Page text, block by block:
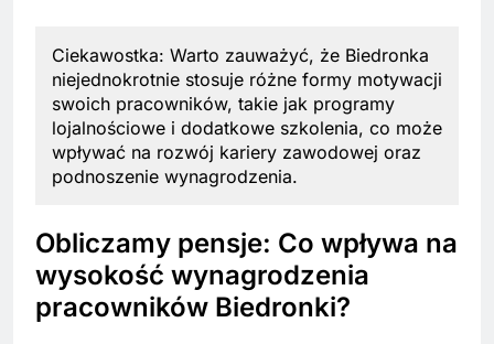
Ciekawostka: Warto zauważyć, że Biedronka
niejednokrotnie stosuje różne formy motywacji
swoich pracowników, takie jak programy
lojalnościowe i dodatkowe szkolenia, co może
wpływać na rozwój kariery zawodowej oraz
podnoszenie wynagrodzenia.
Obliczamy pensje: Co wpływa na
wysokość wynagrodzenia
pracowników Biedronki?